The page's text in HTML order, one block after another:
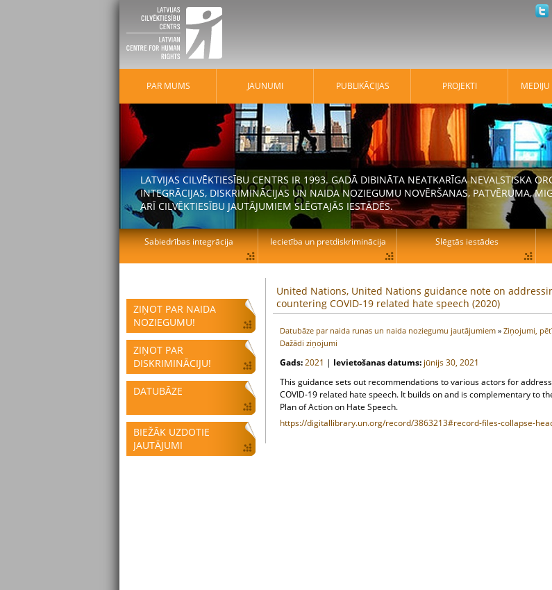
ZIŅOT PAR NAIDA
NOZIEGUMU!
ZIŅOT PAR
DISKRIMINĀCIJU!
DATUBĀZE
BIEŽĀK UZDOTIE
JAUTĀJUMI
United Nations, United Nations guidance note on
countering COVID-19 related hate speech (2020)
Datubāze par naida runas un naida noziegumu jautājumiem » Ziņojumi,
Dažādi ziņojumi
Gads:2021 | Ievietošanas datums: jūnijs 30, 2021
This guidance sets out recommendations to various actors for
COVID-19 related hate speech. It builds on and is complementary to
Plan of Action on Hate Speech.
https://digitallibrary.un.org/record/3863213#record-files-collapse-
PAR MUMS JAUNUMI PUBLIKĀCIJAS PROJEKTI
LATVIJAS CILVĒKTIESĪBU CENTRS IR 1993. GADĀ DIBINĀTA NEATKARĪGA NEVALSTISKA
INTEGRĀCIJAS, DISKRIMINĀCIJAS UN NAIDA NOZIEGUMU NOVĒRŠANAS, PATVĒRUMA,
ARĪ CILVĒKTIESĪBU JAUTĀJUMIEM SLĒGTAJĀS IESTĀDĒS.
Sabiedrības integrācija Iecietība un pretdiskriminācija Slēgtās iestādes